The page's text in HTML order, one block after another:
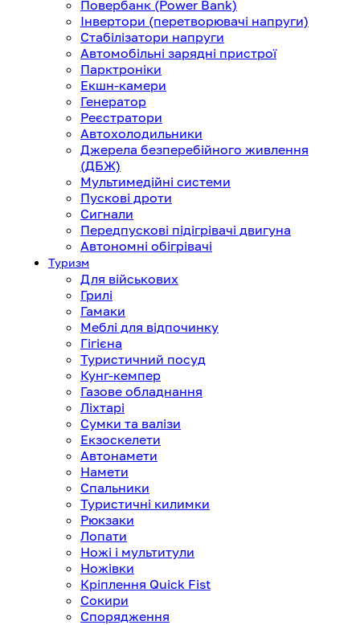
Повербанк (Power Bank)
Інвертори (перетворювачі напруги)
Стабілізатори напруги
Автомобільні зарядні пристрої
Парктроніки
Екшн-камери
Генератор
Реєстратори
Автохолодильники
Джерела безперебійного живлення
(ДБЖ)
Мультимедійні системи
Пускові дроти
Сигнали
Передпускові підігрівачі двигуна
Автономні обігрівачі
Туризм
Для військових
Грилі
Гамаки
Меблі для відпочинку
Гігієна
Туристичний посуд
Кунг-кемпер
Газове обладнання
Ліхтарі
Сумки та валізи
Екзоскелети
Автонамети
Намети
Спальники
Туристичні килимки
Рюкзаки
Лопати
Ножі і мультитули
Ножівки
Кріплення Quick Fist
Сокири
Спорядження